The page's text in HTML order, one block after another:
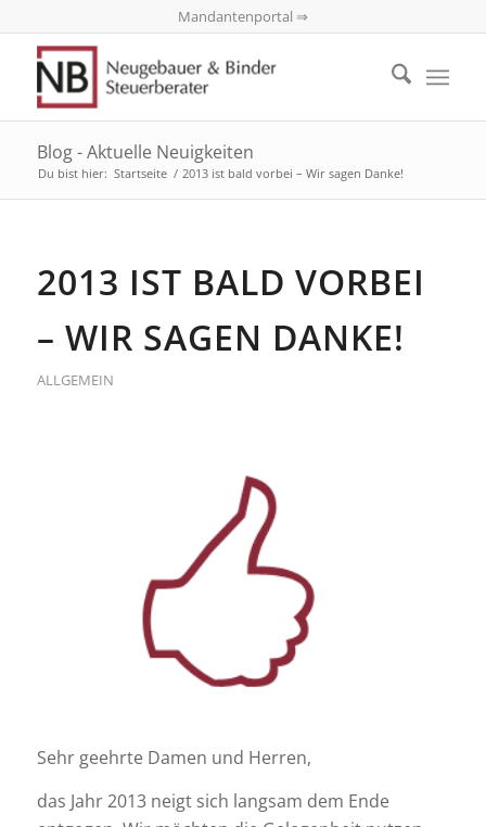
Mandantenportal ⇒
Blog - Aktuelle Neuigkeiten
Du bist hier: Startseite / 2013 ist bald vorbei – Wir sagen Danke!
2013 IST BALD VORBEI
– WIR SAGEN DANKE!
ALLGEMEIN
Sehr geehrte Damen und Herren,
das Jahr 2013 neigt sich langsam dem Ende